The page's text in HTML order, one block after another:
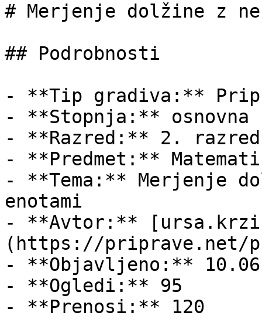
# Merjenje dolžine z
## Podrobnosti
- **Tip gradiva:**
- **Stopnja:** osnovna
- **Razred:** 2. razred
- **Predmet:**
- **Tema:** Merjenje
enotami
- **Avtor:**
(https://priprave.net/
- **Objavljeno:**
- **Ogledi:** 95
- **Prenosi:** 120